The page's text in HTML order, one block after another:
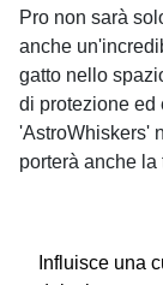
Pro non sarà
anche
gatto nello
di protezione ed
'AstroWhiskers'
porterà anche
Influisce una